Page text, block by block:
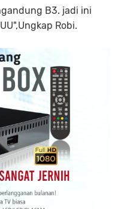
B3. jadi ini
Robi.